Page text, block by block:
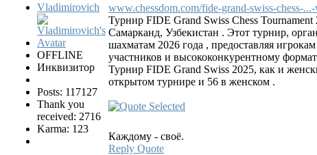
Vladimirovich
OFFLINE
Инквизитор
Posts: 117127
Thank you
received: 2716
Karma: 123
www.chessdom.com/fide-grand-swiss-chess-
Турнир FIDE Grand Swiss Chess
Самарканд, Узбекистан . Этот турнир,
шахматам 2026 года , предоставляя
участников и высококонкурентному
Турнир FIDE Grand Swiss 2025, как и
открытом турнире и 56 в женском .
Каждому - своё.
Reply Quote